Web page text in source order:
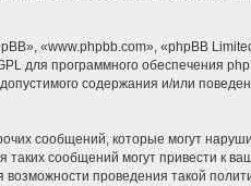
«www.phpbb.com», «phpBB
для программного обеспечения
содержания и/или
сообщений, которые могут
сообщений могут привести к
проведения такой